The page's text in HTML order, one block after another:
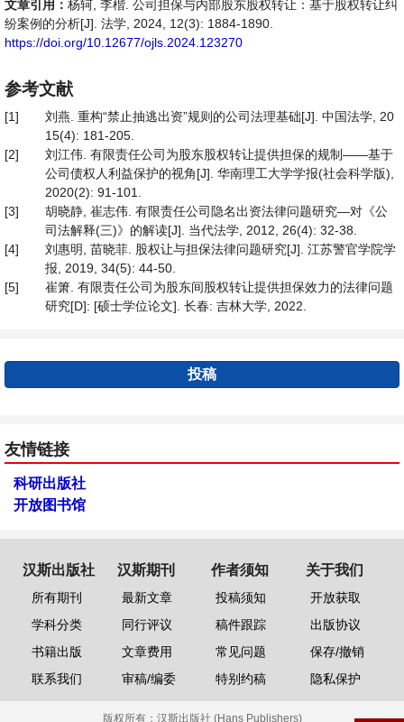
文章引用： 杨轲, 李楷. 公司担保与内部股东股权转让：基于股权转让纠
纷案例的分析[J]. 法学, 2024, 12(3): 1884-1890.
https://doi.org/10.12677/ojls.2024.123270
参考文献
[1]
刘燕. 重构“禁止抽逃出资”规则的公司法理基础[J]. 中国法学, 20
15(4): 181-205.
[2]
刘江伟. 有限责任公司为股东股权转让提供担保的规制——基于
公司债权人利益保护的视角[J]. 华南理工大学学报(社会科学版),
2020(2): 91-101.
[3]
胡晓静, 崔志伟. 有限责任公司隐名出资法律问题研究—对《公
司法解释(三)》的解读[J]. 当代法学, 2012, 26(4): 32-38.
[4]
刘惠明, 苗晓菲. 股权让与担保法律问题研究[J]. 江苏警官学院学
报, 2019, 34(5): 44-50.
[5]
崔箫. 有限责任公司为股东间股权转让提供担保效力的法律问题
研究[D]: [硕士学位论文]. 长春: 吉林大学, 2022.
投稿
友情链接
科研出版社
开放图书馆
汉斯出版社
所有期刊
学科分类
书籍出版
联系我们
汉斯期刊
最新文章
同行评议
文章费用
审稿/编委
作者须知
投稿须知
稿件跟踪
常见问题
特别约稿
关于我们
开放获取
出版协议
保存/撤销
隐私保护
版权所有： 汉斯出版社 (Hans Publishers)